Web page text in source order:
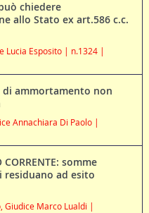
chiedere
allo Stato ex art.586 c.c.
Lucia Esposito | n.1324 |
di ammortamento non
Annachiara Di Paolo |
CORRENTE: somme
residuano ad esito
Giudice Marco Lualdi |